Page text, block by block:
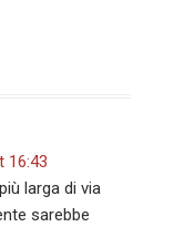
16:43
larga di via
sarebbe